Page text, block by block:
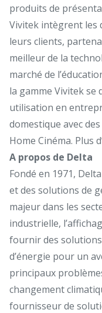
produits de
Vivitek intègrent les
leurs clients,
meilleur de la
marché de
la gamme Vivitek se
utilisation en
domestique avec
Home Cinéma. Plus
A propos de Delta
Fondé en 1971,
et des solutions de
majeur dans les
industrielle,
fournir des solutions
d’énergie pour un
principaux
changement
fournisseur de